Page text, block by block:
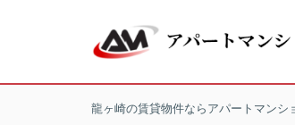
龍ヶ崎の賃貸物件ならアパートマンシ